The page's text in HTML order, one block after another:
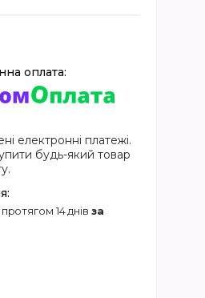
електронні платежі.
будь-який товар
14 днів за